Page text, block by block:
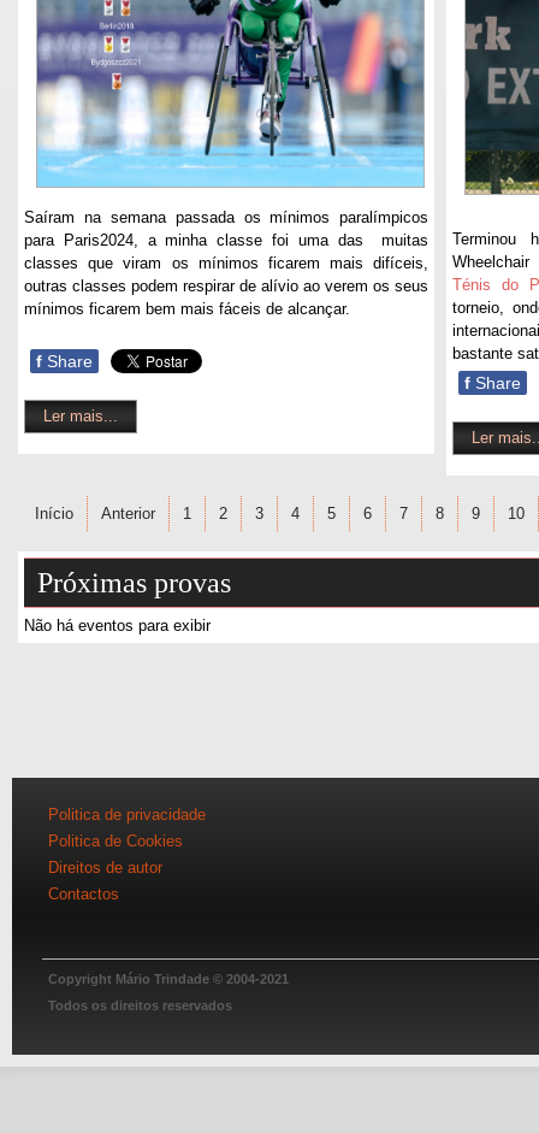
Saíram na semana passada os mínimos paralímpicos
para Paris2024, a minha classe foi uma das muitas
classes que viram os mínimos ficarem mais difíceis,
outras classes podem respirar de alívio ao verem os seus
mínimos ficarem bem mais fáceis de alcançar.
f Share
Ler mais...
Terminou
Ténis do
torneio,
bastante
f Share
Ler
Início Anterior 1 2 3 4 5 6 7 8 9 10
Próximas provas
Não há eventos para exibir
Politica de privacidade
Politica de Cookies
Direitos de autor
Contactos
Copyright Mário Trindade © 2004-2021
Todos os direitos reservados